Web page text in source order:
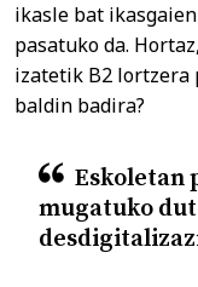
ikasle bat
pasatuko da.
izatetik B2 lortzera
baldin badira?
Eskoletan
mugatuko